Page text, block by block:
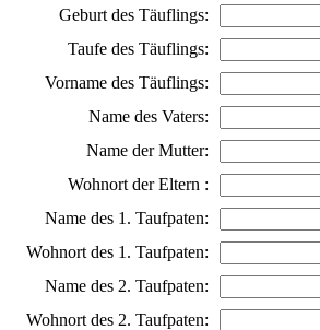
Geburt des Täuflings:
Taufe des Täuflings:
Vorname des Täuflings:
Name des Vaters:
Name der Mutter:
Wohnort der Eltern :
Name des 1. Taufpaten:
Wohnort des 1. Taufpaten:
Name des 2. Taufpaten:
Wohnort des 2. Taufpaten: